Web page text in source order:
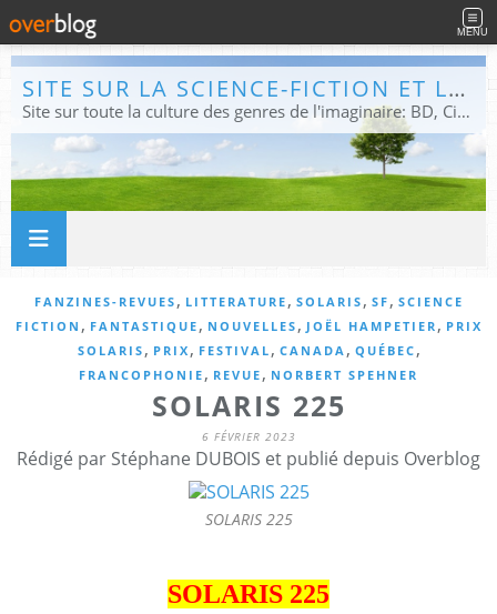
MENU
SITE SUR LA SCIENCE-FICTION ET LE FANTASTIQUE
Site sur toute la culture des genres de l'imaginaire: BD, Cinéma, Livre, Jeux, Théâtre. Présent dans les principaux festivals de film fantastique e de science-fiction, salons et conventions.
FANZINES-REVUES , LITTERATURE , SOLARIS , SF , SCIENCE
FICTION , FANTASTIQUE , NOUVELLES , JOËL HAMPETIER , PRIX
SOLARIS , PRIX , FESTIVAL , CANADA , QUÉBEC ,
FRANCOPHONIE , REVUE , NORBERT SPEHNER
SOLARIS 225
6 FÉVRIER 2023
Rédigé par Stéphane DUBOIS et publié depuis Overblog
SOLARIS 225
SOLARIS 225